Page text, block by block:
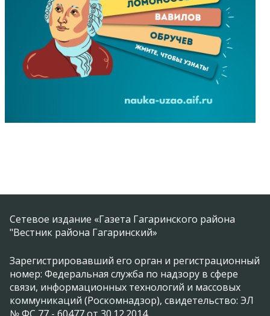
Сетевое издание «Газета Гагаринского района
"Вестник района Гагаринский»
Зарегистрировавший его орган и регистрационный
номер: Федеральная служба по надзору в сфере
связи, информационных технологий и массовых
коммуникаций (Роскомнадзор), свидетельство: ЭЛ